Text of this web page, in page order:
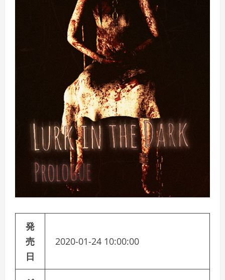
発
売
日
2020-01-24 10:00:00